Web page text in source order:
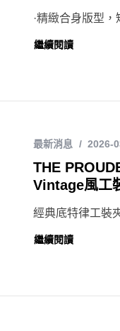
·精緻合身版型
繼續閱讀
最新消息 2026-
THE
Vintage風工
經典底特律工裝
繼續閱讀